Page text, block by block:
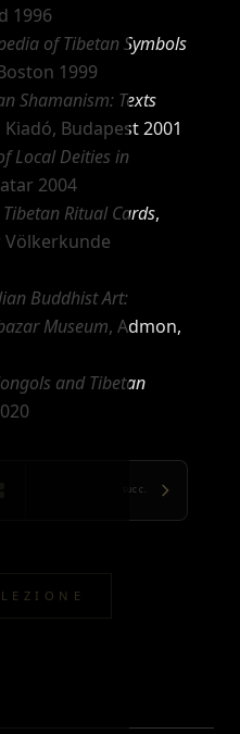
1996
of Tibetan Symbols
1999
Shamanism: Texts
Budapest 2001
Local Deities in
2004
Tibetan Ritual Cards,
Buddhist Art:
Museum, Admon,
and Tibetan
SUCC.